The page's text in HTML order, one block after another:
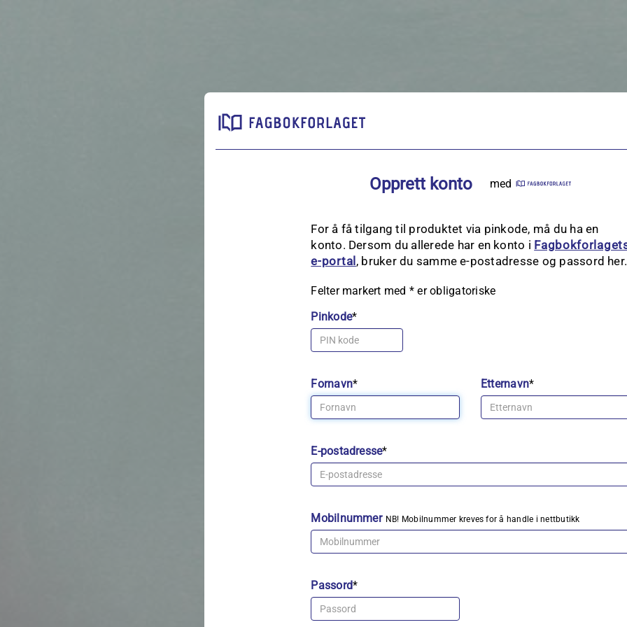
Opprett konto med
For å få tilgang til produktet via pinkode, må du ha en
konto. Dersom du allerede har en konto i
e‑portal, bruker du samme e-postadresse og passord her.
Felter markert med * er obligatoriske
Pinkode*
Fornavn* Etternavn*
E-postadresse*
Mobilnummer NB! Mobilnummer kreves for å handle i nettbutikk
Passord*